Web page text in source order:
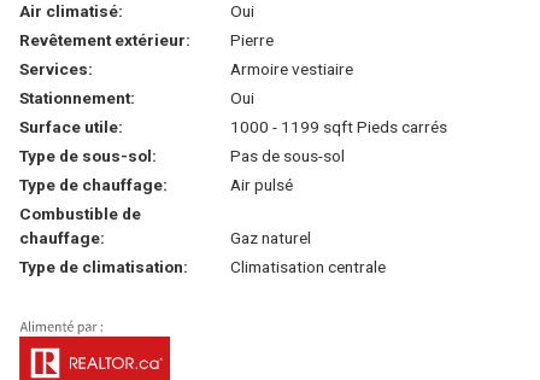
Air climatisé:
Oui
Revêtement extérieur:
Pierre
Services:
Armoire vestiaire
Stationnement:
Oui
Surface utile:
1000 - 1199 sqft Pieds carrés
Type de sous-sol:
Pas de sous-sol
Type de chauffage:
Air pulsé
Combustible de
chauffage:
Gaz naturel
Type de climatisation:
Climatisation centrale